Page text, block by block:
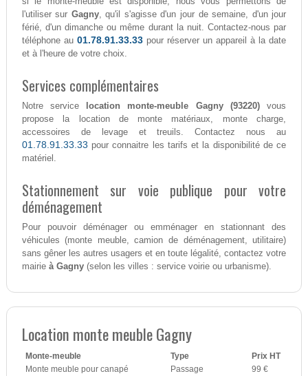
l'utiliser sur Gagny, qu'il s'agisse d'un jour de semaine, d'un jour
férié, d'un dimanche ou même durant la nuit. Contactez-nous par
téléphone au 01.78.91.33.33 pour réserver un appareil à la date
et à l'heure de votre choix.
Services complémentaires
Notre service location monte-meuble Gagny (93220)vous
propose la location de monte matériaux, monte charge,
accessoires de levage et treuils. Contactez nous au
01.78.91.33.33 pour connaitre les tarifs et la disponibilité de ce
matériel.
Stationnement sur voie publique pour votre
déménagement
Pour pouvoir déménager ou emménager en stationnant des
véhicules (monte meuble, camion de déménagement, utilitaire)
sans gêner les autres usagers et en toute légalité, contactez votre
mairie à Gagny(selon les villes : service voirie ou urbanisme).
Location monte meuble Gagny
Monte-meuble Type
Prix HT
Monte meuble pour canapé
Passage
99 €